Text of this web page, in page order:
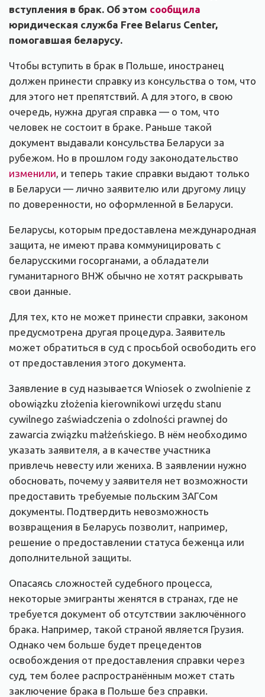
вступления в брак. Об этом сообщила
юридическая служба Free Belarus Center,
помогавшая беларусу.
Чтобы вступить в брак в Польше, иностранец
должен принести справку из консульства о том, что
для этого нет препятствий. А для этого, в свою
очередь, нужна другая справка — о том, что
человек не состоит в браке. Раньше такой
документ выдавали консульства Беларуси за
рубежом. Но в прошлом году законодательство
изменили , и теперь такие справки выдают только
в Беларуси — лично заявителю или другому лицу
по доверенности, но оформленной в Беларуси.
Беларусы, которым предоставлена международная
защита, не имеют права коммуницировать с
беларусскими госорганами, а обладатели
гуманитарного ВНЖ обычно не хотят раскрывать
свои данные.
Для тех, кто не может принести справки, законом
предусмотрена другая процедура. Заявитель
может обратиться в суд с просьбой освободить его
от предоставления этого документа.
Заявление в суд называется Wniosek o zwolnienie z
obowiązku złożenia kierownikowi urzędu stanu
cywilnego zaświadczenia o zdolności prawnej do
zawarcia związku małżeńskiego. В нём необходимо
указать заявителя, а в качестве участника
привлечь невесту или жениха. В заявлении нужно
обосновать, почему у заявителя нет возможности
предоставить требуемые польским ЗАГСом
документы. Подтвердить невозможность
возвращения в Беларусь позволит, например,
решение о предоставлении статуса беженца или
дополнительной защиты.
Опасаясь сложностей судебного процесса,
некоторые эмигранты женятся в странах, где не
требуется документ об отсутствии заключённого
брака. Например, такой страной является Грузия.
Однако чем больше будет прецедентов
освобождения от предоставления справки через
суд, тем более распространённым может стать
заключение брака в Польше без справки.